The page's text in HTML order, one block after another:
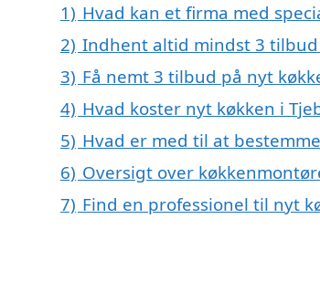
1) Hvad kan et firma med
2) Indhent altid mindst 3
3) Få nemt 3 tilbud på nyt
4) Hvad koster nyt køkken i
5) Hvad er med til at
6) Oversigt over
7) Find en professionel til nyt